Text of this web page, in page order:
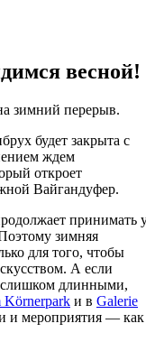
весной!
зимний перерыв.
будет закрыта с
ждем
откроет
Вайгандуфер.
принимать
зимняя
для того, чтобы
А если
слишком длинными,
Körnerpark и в Galerie
и мероприятия — как